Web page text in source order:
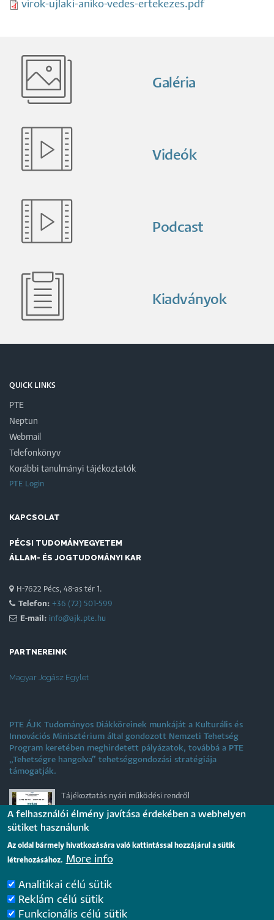
virok-ujlaki-aniko-vedes-ertekezes.pdf
Galéria
Videók
Podcast
Kiadványok
QUICK LINKS
PTE
Neptun
Webmail
Telefonkönyv
Korábbi tanulmányi tájékoztatók
PTE Login
KAPCSOLAT
PÉCSI TUDOMÁNYEGYETEM
ÁLLAM- ÉS JOGTUDOMÁNYI KAR
H-7622 Pécs, 48-as tér 1.
Telefon: +36 (72) 501-599
E-mail: info@ajk.pte.hu
PARTNEREINK
Magyar Jogász Egylet
PTE ÁJK Tudományos Diákköreinek munkáját a Kulturális és
Innovációs Minisztérium által gondozott Nemzeti Tehetség
Program keretében meghirdetett pályázatok, továbbá a PTE
„Tehetségre hangolva” tehetséggondozási stratégiája
támogatják.
Tájékoztatás nyári működési rendről
2026. július 31.
Internationale rechtsvergleichende Konferenz für junge
Juristinnen und Juristen in Győr – Bewerbungsfrist: 25.
August 2026
2026. július 28.
A felhasználói élmény javítása érdekében a webhelyen
sütiket használunk
Az oldal bármely hivatkozására való kattintással hozzájárul a sütik
létrehozásához. More info
Analitikai célú sütik
Reklám célú sütik
Funkcionális célú sütik